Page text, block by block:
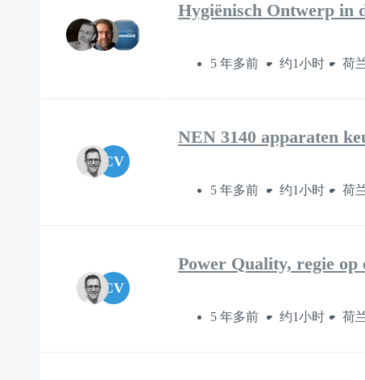
Hygiënisch Ontwerp in
5 年多前 约1小时 荷
CV
NEN 3140 apparaten
5 年多前 约1小时 荷
CV
Power Quality, regie op
5 年多前 约1小时 荷